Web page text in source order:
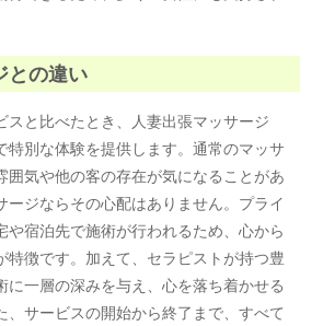
との違い
スと比べたとき、人妻出張マッサージ
特別な体験を提供します。通常のマッサ
囲気や他の客の存在が気になることがあ
ージならその心配はありません。プライ
や宿泊先で施術が行われるため、心から
特徴です。加えて、セラピストが持つ豊
に一層の深みを与え、心を落ち着かせる
、サービスの開始から終了まで、すべて